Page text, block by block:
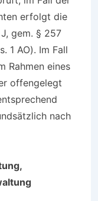
erfolgt die
gem. § 257
1 AO). Im Fall
Rahmen eines
offengelegt
nach